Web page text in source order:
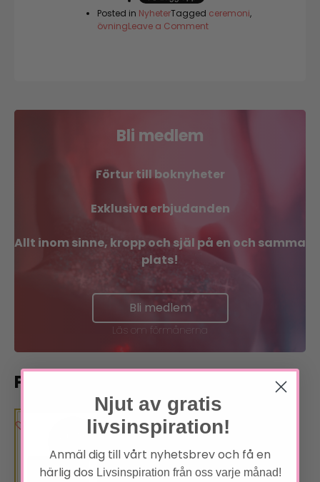
Posted in NyheterTagged ceremoni,
övningLeave a Commenton
Bli medlem
Förtur till boknyheter
Exklusiva erbjudanden
Allt inom sinne, kropp och själ på en och samma
plats!
Bli medlem
Läs om förmånerna
Pluserbjudande
Njut av gratis
livsinspiration!
Anmäl dig till vårt nyhetsbrev och få en
härlig dos Livsinspiration från oss varje månad!